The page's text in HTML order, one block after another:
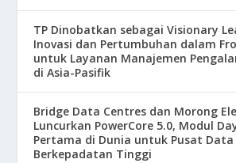
TP Dinobatkan sebagai Visionary
Inovasi dan Pertumbuhan dalam
untuk Layanan Manajemen
di Asia-Pasifik
Bridge Data Centres dan Morong
Luncurkan PowerCore 5.0, Modul
Pertama di Dunia untuk Pusat Data
Berkepadatan Tinggi